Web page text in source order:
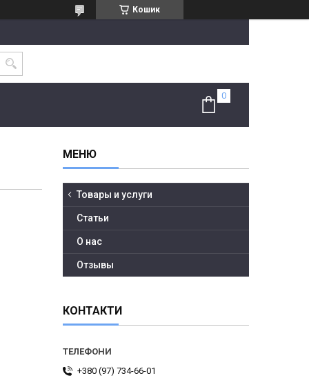
Кошик
Товары и услуги
Статьи
О нас
Отзывы
КОНТАКТИ
+380 (97) 734-66-01